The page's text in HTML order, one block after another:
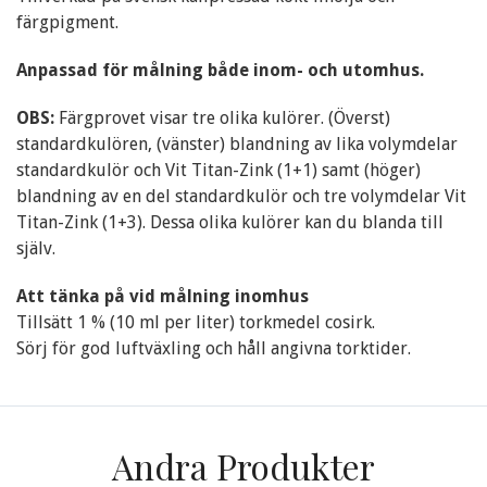
färgpigment.
Anpassad för målning både inom- och utomhus.
OBS: Färgprovet visar tre olika kulörer. (Överst)
standardkulören, (vänster) blandning av lika volymdelar
standardkulör och Vit Titan-Zink (1+1) samt (höger)
blandning av en del standardkulör och tre volymdelar Vit
Titan-Zink (1+3). Dessa olika kulörer kan du blanda till
själv.
Att tänka på vid målning inomhus
Tillsätt 1 % (10 ml per liter) torkmedel cosirk.
Sörj för god luftväxling och håll angivna torktider.
Andra Produkter